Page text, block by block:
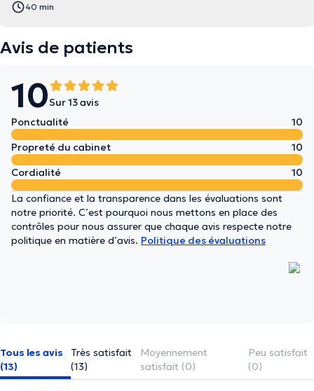
40 min
Avis de patients
10Sur 13 avis
Ponctualité
10
Propreté du cabinet
10
Cordialité
10
La confiance et la transparence dans les évaluations sont
notre priorité. C’est pourquoi nous mettons en place des
contrôles pour nous assurer que chaque avis respecte notre
politique en matière d’avis. Politique des évaluations
Tous les avis
(13)
Très satisfait
(13)
Moyennement
satisfait (0)
Peu satisfait
(0)